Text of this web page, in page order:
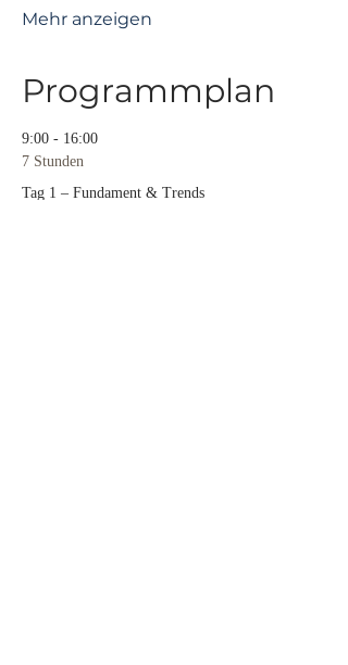
Mehr anzeigen
Programmplan
9:00 - 16:00
7 Stunden
Tag 1 – Fundament & Trends